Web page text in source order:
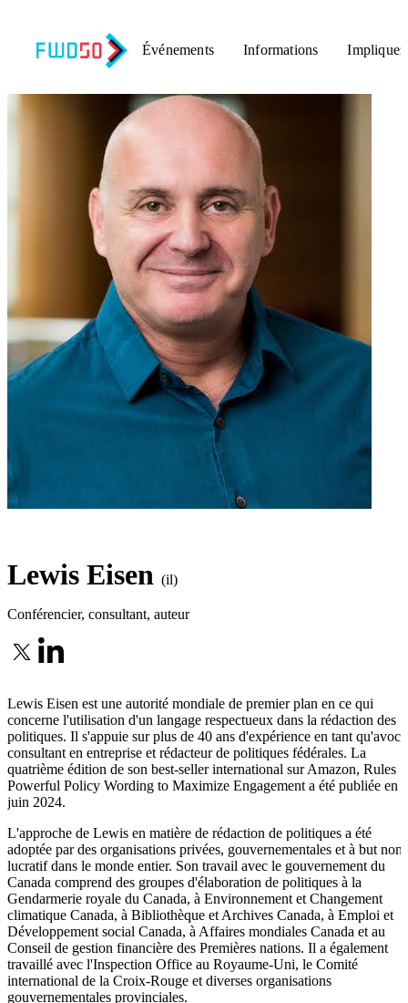
Événements Informations
Lewis Eisen (il)
Conférencier, consultant, auteur
Lewis Eisen est une autorité mondiale de premier plan en ce qui
concerne l'utilisation d'un langage respectueux dans la rédaction des
politiques. Il s'appuie sur plus de 40 ans d'expérience en tant
consultant en entreprise et rédacteur de politiques fédérales. La
quatrième édition de son best-seller international sur Amazon, Rules :
Powerful Policy Wording to Maximize Engagement a été publiée en
juin 2024.
L'approche de Lewis en matière de rédaction de politiques a été
adoptée par des organisations privées, gouvernementales et à but non
lucratif dans le monde entier. Son travail avec le gouvernement du
Canada comprend des groupes d'élaboration de politiques à la
Gendarmerie royale du Canada, à Environnement et Changement
climatique Canada, à Bibliothèque et Archives Canada, à Emploi et
Développement social Canada, à Affaires mondiales Canada et au
Conseil de gestion financière des Premières nations. Il a également
travaillé avec l'Inspection Office au Royaume-Uni, le Comité
international de la Croix-Rouge et diverses organisations
gouvernementales provinciales.